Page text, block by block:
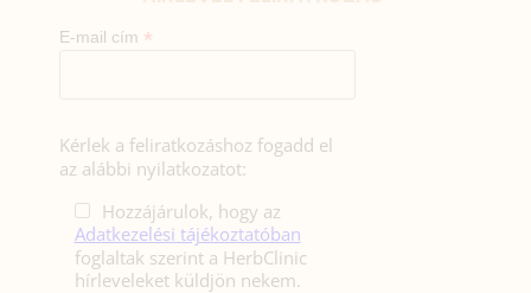
E-mail cím *
Kérlek a feliratkozáshoz fogadd el
az alábbi nyilatkozatot:
Hozzájárulok, hogy az
Adatkezelési tájékoztatóban
foglaltak szerint a HerbClinic
hírleveleket küldjön nekem.